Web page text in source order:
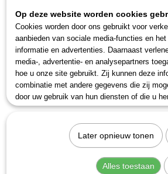
Inbus Kruiskop
Op deze website worden cookies
Cookies worden door ons gebruikt voor
aanbieden van sociale media-functies en
informatie en advertenties. Daarnaast
media-, advertentie- en analysepartners
hoe u onze site gebruikt. Zij kunnen deze
combinatie met andere gegevens die zij
door uw gebruik van hun diensten of die u
Later opnieuw tonen
Alles toestaan